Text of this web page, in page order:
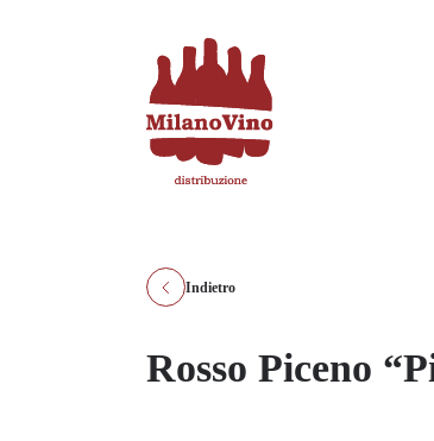
Indietro
Rosso Piceno